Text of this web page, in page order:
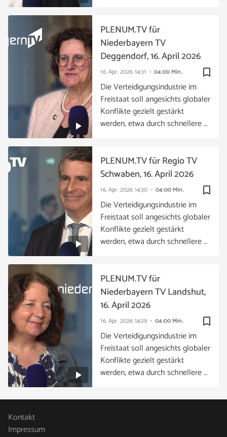
bookmark_border
16. Apr. 2026 14:31 04:00 Min.
PLENUM.TV für
Niederbayern TV
Deggendorf, 16. April 2026
Die Verteidigungsindustrie im
Freistaat soll angesichts globaler
Konflikte gezielt gestärkt
werden, etwa durch schnellere …
bookmark_border
16. Apr. 2026 14:30 04:00 Min.
PLENUM.TV für Regio TV
Schwaben, 16. April 2026
Die Verteidigungsindustrie im
Freistaat soll angesichts globaler
Konflikte gezielt gestärkt
werden, etwa durch schnellere …
bookmark_border
16. Apr. 2026 14:29 04:00 Min.
PLENUM.TV für
Niederbayern TV Landshut,
16. April 2026
Die Verteidigungsindustrie im
Freistaat soll angesichts globaler
Konflikte gezielt gestärkt
werden, etwa durch schnellere …
Kontakt
Impressum